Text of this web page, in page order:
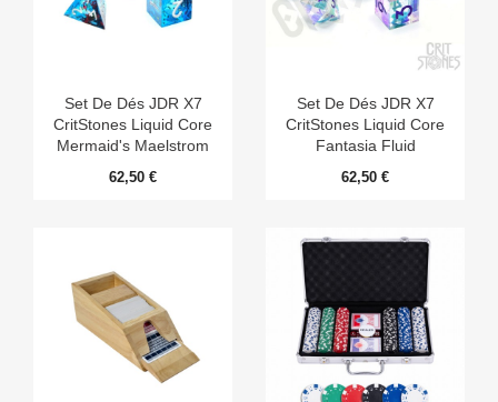
Set De Dés JDR X7
CritStones Liquid Core
Mermaid's Maelstrom
62,50 €
Set De Dés JDR X7
CritStones Liquid Core
Fantasia Fluid
62,50 €